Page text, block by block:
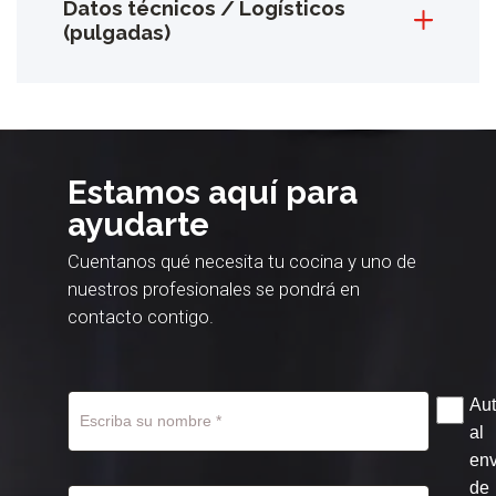
Datos técnicos / Logísticos
(pulgadas)
Estamos aquí para
ayudarte
Cuentanos qué necesita tu cocina y uno de
nuestros profesionales se pondrá en
contacto contigo.
al
de